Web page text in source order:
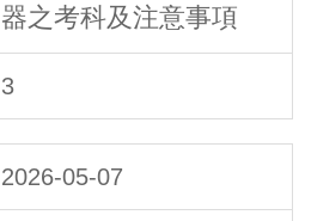
器之考科及注意事項
3
2026-05-07